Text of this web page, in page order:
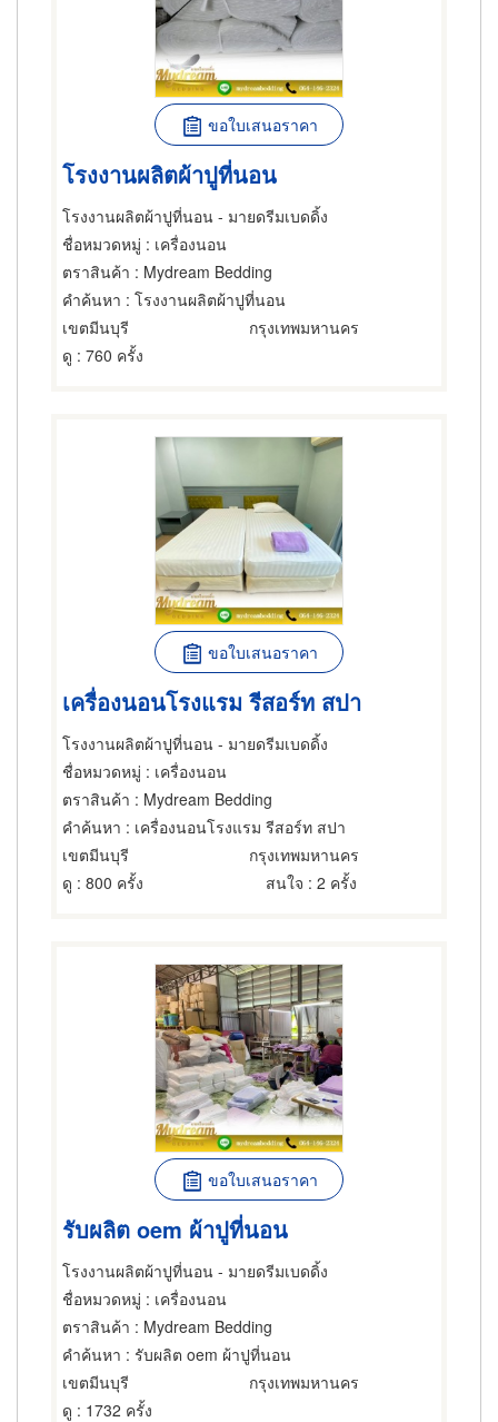
ขอใบเสนอราคา
โรงงานผลิตผ้าปูที่นอน
โรงงานผลิตผ้าปูที่นอน - มายดรีมเบดดิ้ง
ชื่อหมวดหมู่ : เครื่องนอน
ตราสินค้า : Mydream Bedding
คำค้นหา : โรงงานผลิตผ้าปูที่นอน
เขตมีนบุรี
กรุงเทพมหานคร
ดู : 760 ครั้ง
ขอใบเสนอราคา
เครื่องนอนโรงแรม รีสอร์ท สปา
โรงงานผลิตผ้าปูที่นอน - มายดรีมเบดดิ้ง
ชื่อหมวดหมู่ : เครื่องนอน
ตราสินค้า : Mydream Bedding
คำค้นหา : เครื่องนอนโรงแรม รีสอร์ท สปา
เขตมีนบุรี
กรุงเทพมหานคร
ดู : 800 ครั้ง สนใจ : 2 ครั้ง
ขอใบเสนอราคา
รับผลิต oem ผ้าปูที่นอน
โรงงานผลิตผ้าปูที่นอน - มายดรีมเบดดิ้ง
ชื่อหมวดหมู่ : เครื่องนอน
ตราสินค้า : Mydream Bedding
คำค้นหา : รับผลิต oem ผ้าปูที่นอน
เขตมีนบุรี
กรุงเทพมหานคร
ดู : 1732 ครั้ง